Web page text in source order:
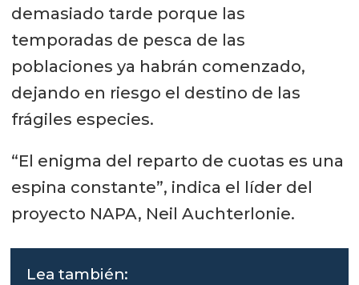
demasiado tarde porque las
temporadas de pesca de las
poblaciones ya habrán comenzado,
dejando en riesgo el destino de las
frágiles especies.
“El enigma del reparto de cuotas es una
espina constante”, indica el líder del
proyecto NAPA, Neil Auchterlonie.
Lea también: